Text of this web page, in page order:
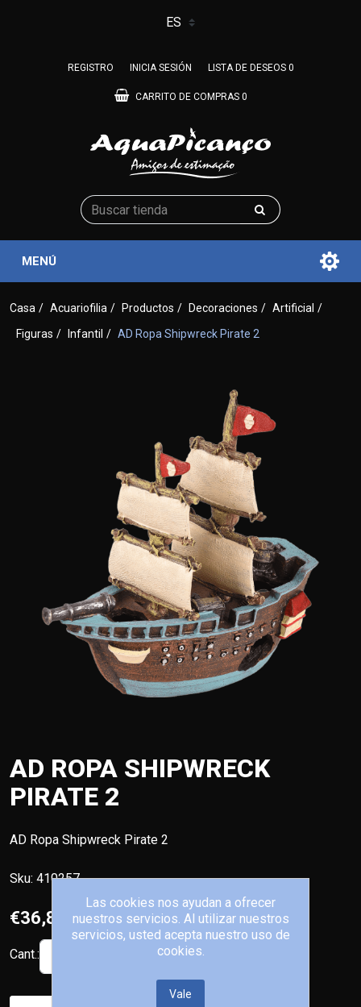
REGISTRO INICIA SESIÓN LISTA DE DESEOS 0
CARRITO DE COMPRAS 0
MENÚ
Casa / Acuariofilia / Productos / Decoraciones / Artificial /
Figuras / Infantil / AD Ropa Shipwreck Pirate 2
AD ROPA SHIPWRECK
PIRATE 2
AD Ropa Shipwreck Pirate 2
Sku: 410257
€36,80
Cant.: AÑADIR AL CARRITO
Las cookies nos ayudan a ofrecer
nuestros servicios. Al utilizar nuestros
servicios, usted acepta nuestro uso de
cookies.
Vale